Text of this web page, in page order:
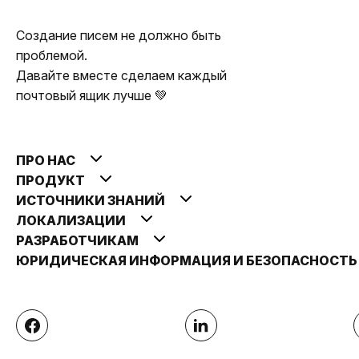
Создание писем не должно быть
проблемой.
Давайте вместе сделаем каждый
почтовый ящик лучше 💚
ПРО НАС
ПРОДУКТ
ИСТОЧНИКИ ЗНАНИЙ
ЛОКАЛИЗАЦИИ
РАЗРАБОТЧИКАМ
ЮРИДИЧЕСКАЯ ИНФОРМАЦИЯ И БЕЗОПАСНОСТЬ